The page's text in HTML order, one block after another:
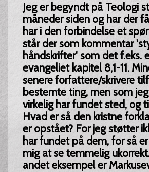
Jeg er begyndt på Teologi
måneder siden og har der
har i den forbindelse et
står der som kommentar
håndskrifter' som det
evangeliet kapitel 8,1-11.
senere forfattere/skrivere
bestemte ting, men som
virkelig har fundet sted, og
Hvad er så den kristne
er opstået? For jeg støtter
har fundet på dem, for så
mig at se temmelig
andet eksempel er